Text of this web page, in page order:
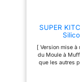
retirer le gâteau du
moule. 【Lavage à
recommandé】
outils doux et des
doux pour
revêtement
SUPER
[ Version mise à
du Moule à
que les autres
moules à